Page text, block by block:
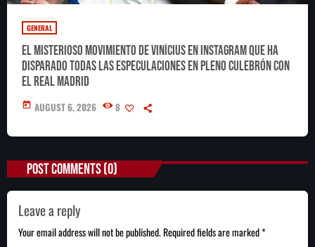
GENERAL
El misterioso movimiento de Vinícius en Instagram que ha
disparado todas las especulaciones en pleno culebrón con
el Real Madrid
today AUGUST 6, 2026 8
POST COMMENTS (0)
Leave a reply
Your email address will not be published. Required fields are marked *